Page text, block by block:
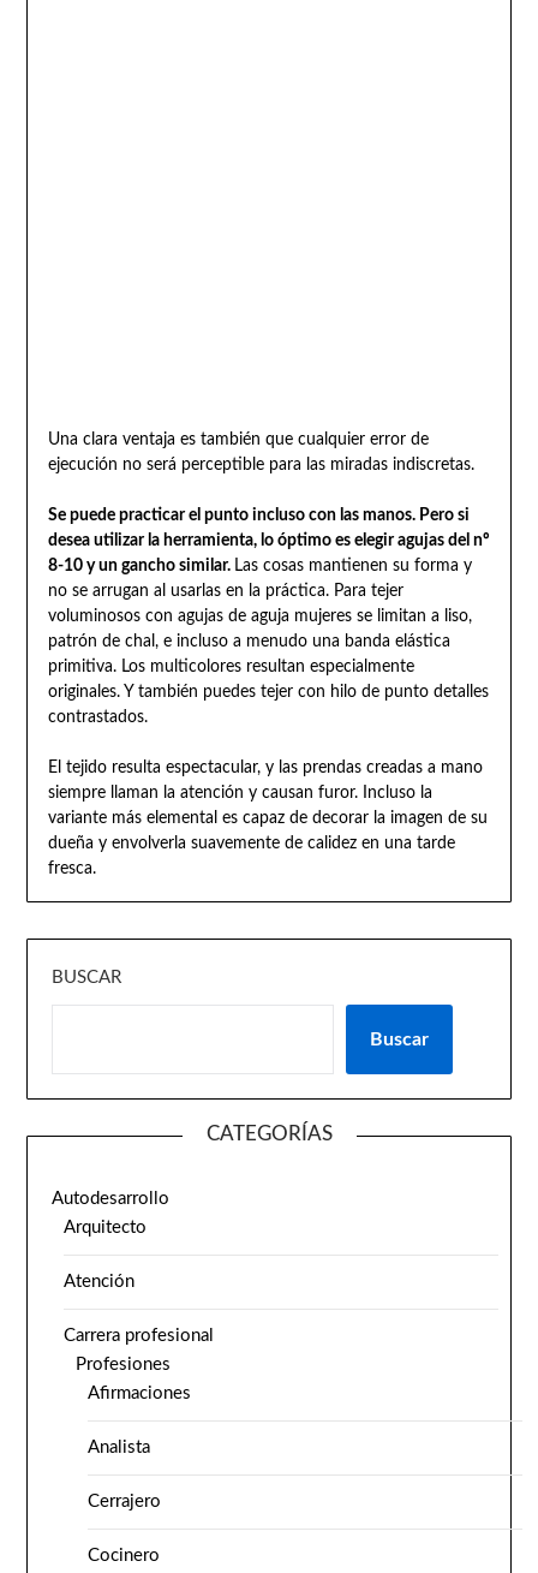
Una clara ventaja es también que cualquier error de
ejecución no será perceptible para las miradas indiscretas.
Se puede practicar el punto incluso con las manos. Pero si
desea utilizar la herramienta, lo óptimo es elegir agujas del nº
8-10 y un gancho similar. Las cosas mantienen su forma y
no se arrugan al usarlas en la práctica. Para tejer
voluminosos con agujas de aguja mujeres se limitan a liso,
patrón de chal, e incluso a menudo una banda elástica
primitiva. Los multicolores resultan especialmente
originales. Y también puedes tejer con hilo de punto detalles
contrastados.
El tejido resulta espectacular, y las prendas creadas a mano
siempre llaman la atención y causan furor. Incluso la
variante más elemental es capaz de decorar la imagen de su
dueña y envolverla suavemente de calidez en una tarde
fresca.
BUSCAR
Buscar
CATEGORÍAS
Autodesarrollo
Arquitecto
Atención
Carrera profesional
Profesiones
Afirmaciones
Analista
Cerrajero
Cocinero